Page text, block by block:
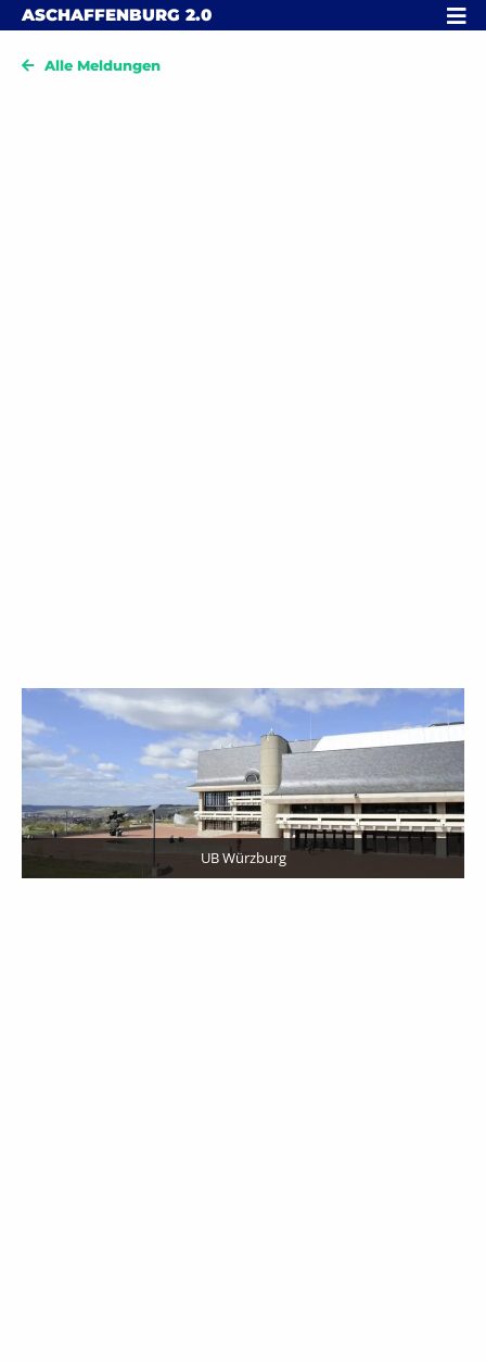
Skip to content
ASCHAFFENBURG 2.0 MENÜ
Alle Meldungen
UB Würzburg